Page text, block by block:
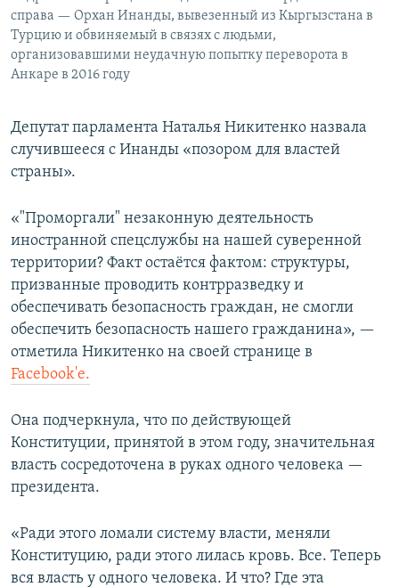
справа — Орхан Инанды, вывезенный из Кыргызстана в
Турцию и обвиняемый в связях с людьми,
организовавшими неудачную попытку переворота в
Анкаре в 2016 году
Депутат парламента Наталья Никитенко назвала
случившееся с Инанды «позором для властей
страны».
«"Проморгали" незаконную деятельность
иностранной спецслужбы на нашей суверенной
территории? Факт остаётся фактом: структуры,
призванные проводить контрразведку и
обеспечивать безопасность граждан, не смогли
обеспечить безопасность нашего гражданина», —
отметила Никитенко на своей странице в
Facebook'е.
Она подчеркнула, что по действующей
Конституции, принятой в этом году, значительная
власть сосредоточена в руках одного человека —
президента.
«Ради этого ломали систему власти, меняли
Конституцию, ради этого лилась кровь. Все. Теперь
вся власть у одного человека. И что? Где эта